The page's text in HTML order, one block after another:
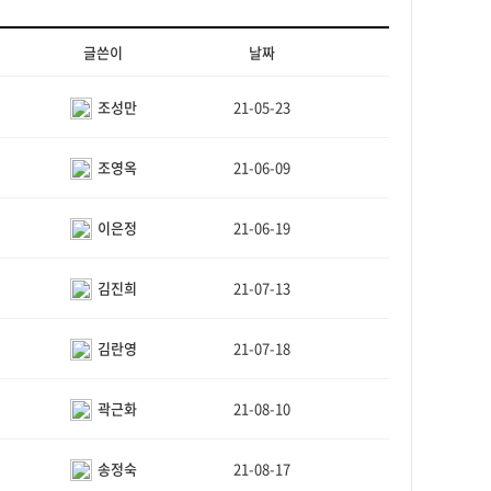
글쓴이 날짜
조성만 21-05-23
조영옥 21-06-09
이은정 21-06-19
김진희 21-07-13
김란영 21-07-18
곽근화 21-08-10
송정숙 21-08-17